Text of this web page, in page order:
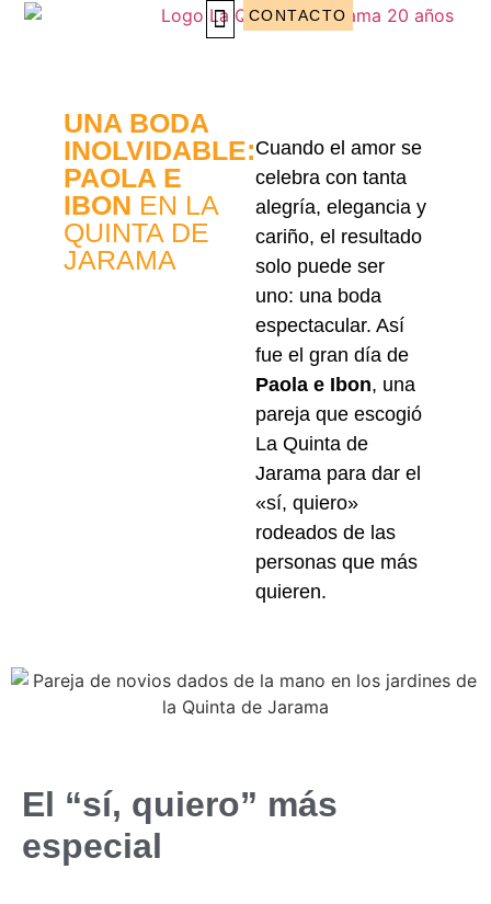
CONTACTO
UNA BODA
INOLVIDABLE:
PAOLA E
IBON EN LA
QUINTA DE
JARAMA
Cuando el amor se
celebra con tanta
alegría, elegancia y
cariño, el resultado
solo puede ser
uno: una boda
espectacular. Así
fue el gran día de
Paola e Ibon, una
pareja que escogió
La Quinta de
Jarama para dar el
«sí, quiero»
rodeados de las
personas que más
quieren.
El “sí, quiero” más
especial